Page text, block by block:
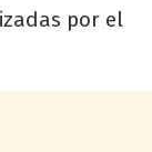
por el